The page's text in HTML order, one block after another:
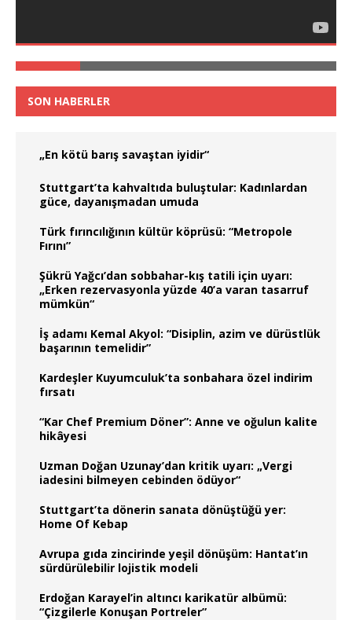
SON HABERLER
„En kötü barış savaştan iyidir“
Stuttgart’ta kahvaltıda buluştular: Kadınlardan
güce, dayanışmadan umuda
Türk fırıncılığının kültür köprüsü: “Metropole
Fırını”
Şükrü Yağcı’dan sobbahar-kış tatili için uyarı:
„Erken rezervasyonla yüzde 40’a varan tasarruf
mümkün“
İş adamı Kemal Akyol: “Disiplin, azim ve dürüstlük
başarının temelidir”
Kardeşler Kuyumculuk’ta sonbahara özel indirim
fırsatı
“Kar Chef Premium Döner”: Anne ve oğulun kalite
hikâyesi
Uzman Doğan Uzunay’dan kritik uyarı: „Vergi
iadesini bilmeyen cebinden ödüyor“
Stuttgart’ta dönerin sanata dönüştüğü yer:
Home Of Kebap
Avrupa gıda zincirinde yeşil dönüşüm: Hantat’ın
sürdürülebilir lojistik modeli
Erdoğan Karayel’in altıncı karikatür albümü:
“Çizgilerle Konuşan Portreler”